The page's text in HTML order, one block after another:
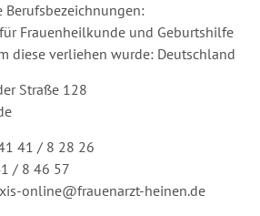
Berufsbezeichnungen:
Frauenheilkunde und Geburtshilfe
diese verliehen wurde: Deutschland
Straße 128
41 / 8 28 26
/ 8 46 57
online@frauenarzt-heinen.de